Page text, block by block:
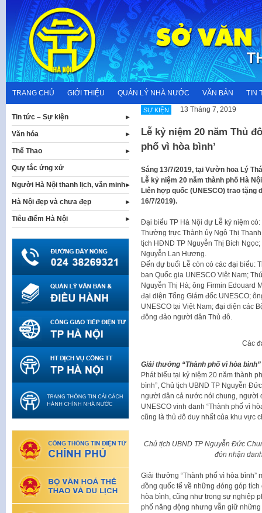
content
TRANG CHỦ GIỚI THIỆU QUẢN LÝ NHÀ NƯỚC VĂN BẢN TIN
SỰ KIỆN 13 Tháng 7, 2019
Lễ kỷ niệm 20 năm Thủ
phố vì hòa bình’
Sáng 13/7/2019, tại Vườn hoa Lý
Lễ kỷ niệm 20 năm thành phố Hà
Liên hợp quốc (UNESCO) trao tặng
16/7/2019).
Đại biểu TP Hà Nội dự Lễ kỷ niệm
Thường trực Thành ủy Ngô Thị
tịch HĐND TP Nguyễn Thị Bích
Nguyễn Lan Hương.
Đến dự buổi Lễ còn có các đại biểu:
ban Quốc gia UNESCO Việt Nam;
Nguyễn Thị Hà; ông Firmin Edouard
đại diện Tổng Giám đốc UNESCO;
UNESCO tại Việt Nam; đại diện các
đông đảo người dân Thủ đô.
Các
Giải thưởng “Thành phố vì hòa
Phát biểu tại kỷ niệm 20 năm thành
bình”, Chủ tịch UBND TP Nguyễn
người dân cả nước nói chung, người
UNESCO vinh danh “Thành phố vì
cũng là thủ đô duy nhất của khu vực
Chủ tịch UBND TP Nguyễn Đức
đón nhận
Giải thưởng “Thành phố vì hòa bình”
đồng quốc tế về những đóng góp
hòa bình, cũng như trong sự nghiệp
phố năng động nhưng vẫn giữ
Tin tức – Sự kiện
Văn hóa
Thể Thao
Quy tắc ứng xử
Người Hà Nội thanh lịch, văn minh
Hà Nội đẹp và chưa đẹp
Tiêu điểm Hà Nội